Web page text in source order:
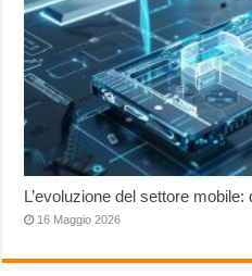
L’evoluzione del settore
16 Maggio 2026